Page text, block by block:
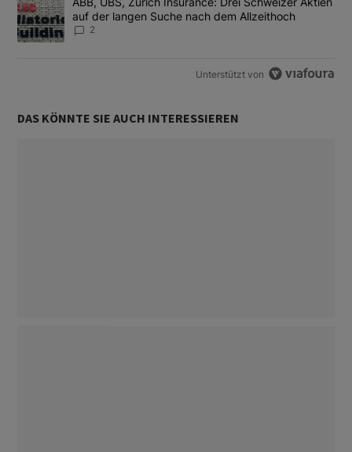
auf der langen Suche nach dem Allzeithoch
2
Unterstützt von
DAS KÖNNTE SIE AUCH INTERESSIEREN